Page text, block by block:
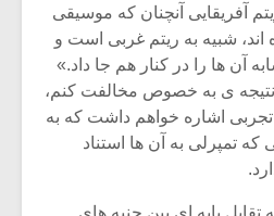
آفریقایی آنچنان که موسیقی
شبیه به ریتم غربی است و
آن ها را در کنار هم جا داد.»
نتیجه ی به خصوص مخالفت کنم،
تجربی اشاره خواهم داشت که به
تمپرلی به آن ها استناد
بر موسیقی
موریس ژار